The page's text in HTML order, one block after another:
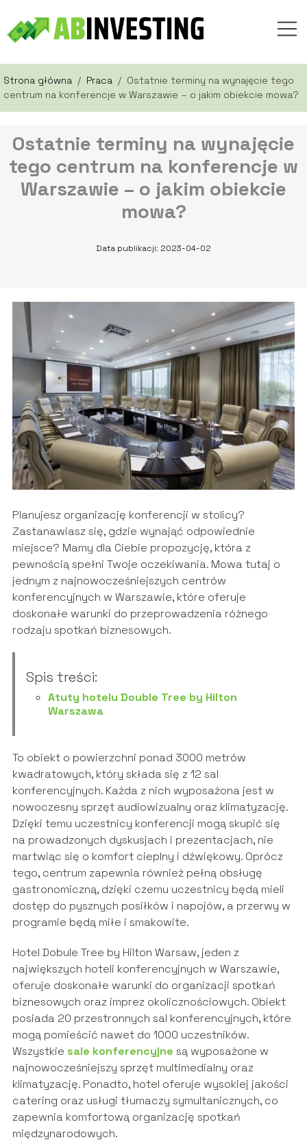
Strona główna / Praca / Ostatnie terminy na wynajęcie tego
centrum na konferencje w Warszawie – o jakim obiekcie mowa?
Ostatnie terminy na wynajęcie
tego centrum na konferencje w
Warszawie – o jakim obiekcie
mowa?
Data publikacji: 2023-04-02
Planujesz organizację konferencji w stolicy?
Zastanawiasz się, gdzie wynająć odpowiednie
miejsce? Mamy dla Ciebie propozycję, która z
pewnością spełni Twoje oczekiwania. Mowa tutaj o
jednym z najnowocześniejszych centrów
konferencyjnych w Warszawie, które oferuje
doskonałe warunki do przeprowadzenia różnego
rodzaju spotkań biznesowych.
Spis treści:
Atuty hotelu Double Tree by Hilton
Warszawa
To obiekt o powierzchni ponad 3000 metrów
kwadratowych, który składa się z 12 sal
konferencyjnych. Każda z nich wyposażona jest w
nowoczesny sprzęt audiowizualny oraz klimatyzację.
Dzięki temu uczestnicy konferencji mogą skupić się
na prowadzonych dyskusjach i prezentacjach, nie
martwiąc się o komfort cieplny i dźwiękowy. Oprócz
tego, centrum zapewnia również pełną obsługę
gastronomiczną, dzięki czemu uczestnicy będą mieli
dostęp do pysznych posiłków i napojów, a przerwy w
programie będą miłe i smakowite.
Hotel Dobule Tree by Hilton Warsaw, jeden z
największych hoteli konferencyjnych w Warszawie,
oferuje doskonałe warunki do organizacji spotkań
biznesowych oraz imprez okolicznościowych. Obiekt
posiada 20 przestronnych sal konferencyjnych, które
mogą pomieścić nawet do 1000 uczestników.
Wszystkie sale konferencyjne są wyposażone w
najnowocześniejszy sprzęt multimedialny oraz
klimatyzację. Ponadto, hotel oferuje wysokiej jakości
catering oraz usługi tłumaczy symultanicznych, co
zapewnia komfortową organizację spotkań
międzynarodowych.